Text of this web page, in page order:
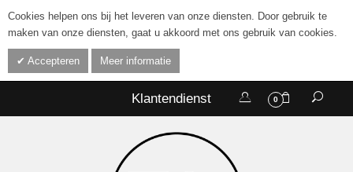
Cookies helpen ons bij het leveren van onze diensten. Door gebruik te
maken van onze diensten, gaat u akkoord met ons gebruik van cookies.
Accepteren Meer informatie
0
Klantendienst